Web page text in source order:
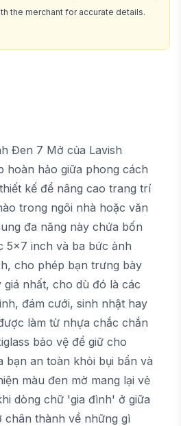
the merchant for accurate details.
Đen 7 Mở của Lavish
hoàn hảo giữa phong cách
kế để nâng cao trang trí
trong ngôi nhà hoặc văn
đa năng này chứa bốn
5x7 inch và ba bức ảnh
cho phép bạn trưng bày
giá nhất, cho dù đó là các
đám cưới, sinh nhật hay
làm từ nhựa chắc chắn
bảo vệ để giữ cho
bạn an toàn khỏi bụi bẩn và
màu đen mờ mang lại vẻ
dòng chữ 'gia đình' ở giữa
chân thành về những gì